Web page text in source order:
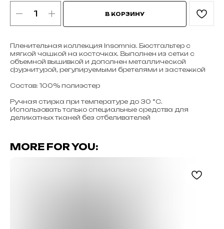
В КОРЗИНУ
Пленительная коллекция Insomnia. Бюстгальтер с
мягкой чашкой на косточках. Выполнен из сетки с
объемной вышивкой и дополнен металлической
фурнитурой, регулируемыми бретелями и застежкой
Cостав: 100% полиэстер
Ручная стирка при температуре до 30 °C.
Использовать только специальные средства для
деликатных тканей без отбеливателей
MORE FOR YOU: